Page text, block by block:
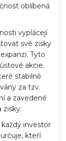
oblíbená
vyplácejí
své zisky
Tyto
akcie.
stabilně
za tzv.
a zavedené
investor
kteří